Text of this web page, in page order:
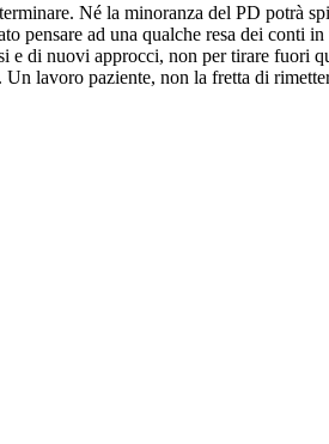
Né la minoranza del PD potrà
pensare ad una qualche resa dei conti
e di nuovi approcci, non per tirare fuori
lavoro paziente, non la fretta di